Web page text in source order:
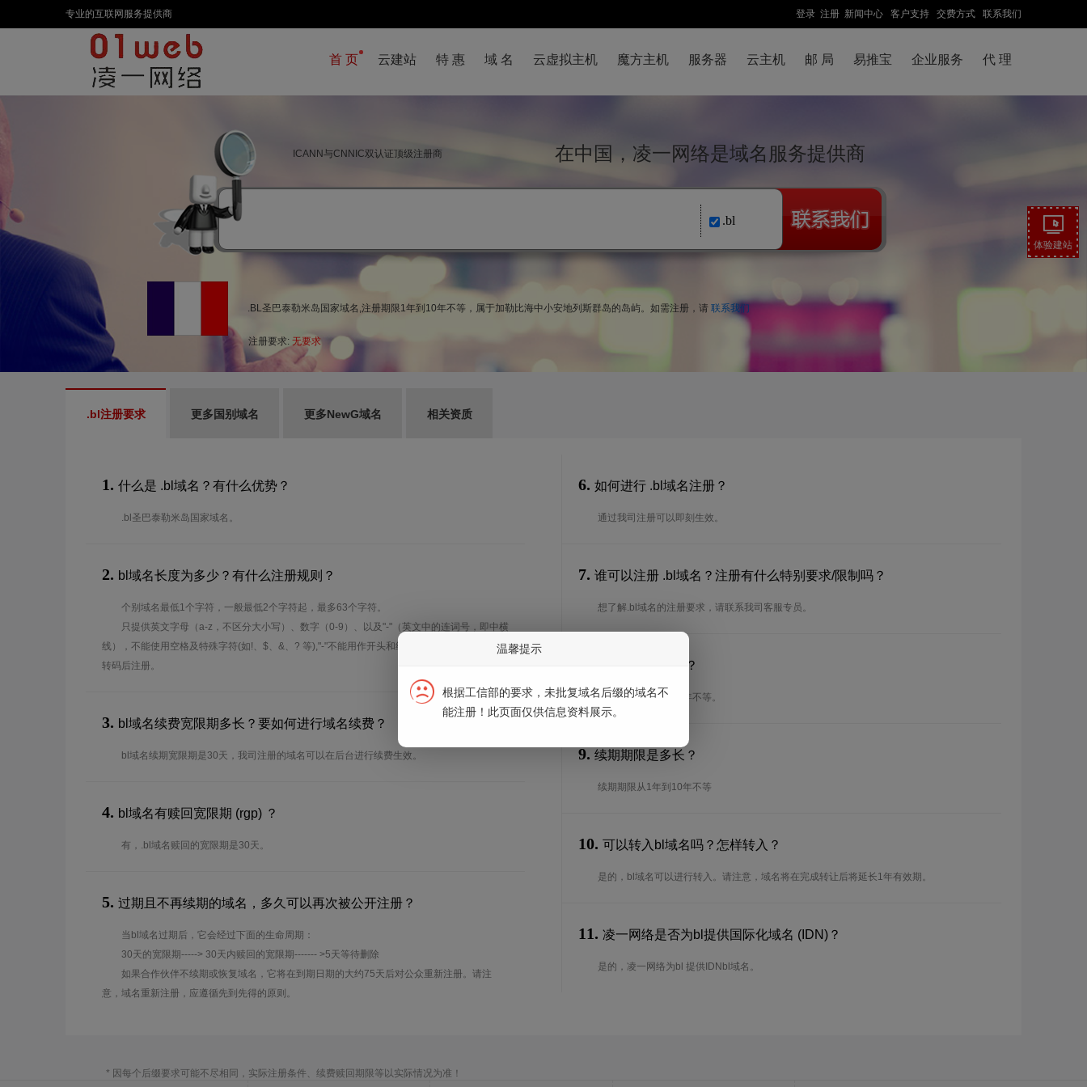
专业的互联网服务提供商 登录 注册 新闻中心 客户支持 交费方式 联系我们
首 页 云建站 特 惠 域 名 云虚拟主机 魔方主机 服务器 云主机 邮 局 易推宝 企业服务 代 理
ICANN与CNNIC双认证顶级注册商 在中国，凌一网络是域名服务提供商
.bl
.BL圣巴泰勒米岛国家域名,注册期限1年到10年不等，属于加勒比海中小安地列斯群岛的岛屿。如需注册，请 联系我们
注册要求: 无要求
.bl注册要求 更多国别域名 更多NewG域名 相关资质
1. 什么是 .bl域名？有什么优势？
.bl圣巴泰勒米岛国家域名。
2. bl域名长度为多少？有什么注册规则？
个别域名最低1个字符，一般最低2个字符起，最多63个字符。
只提供英文字母（a-z，不区分大小写）、数字（0-9）、以及"-"（英文中的连词号，即中横
线），不能使用空格及特殊字符(如!、$、&、? 等),"-"不能用作开头和结尾。注*中文域名实际是
转码后注册。
3. bl域名续费宽限期多长？要如何进行域名续费？
bl域名续期宽限期是30天，我司注册的域名可以在后台进行续费生效。
4. bl域名有赎回宽限期 (rgp) ？
有，.bl域名赎回的宽限期是30天。
5. 过期且不再续期的域名，多久可以再次被公开注册？
当bl域名过期后，它会经过下面的生命周期：
30天的宽限期-----> 30天内赎回的宽限期------- >5天等待删除
如果合作伙伴不续期或恢复域名，它将在到期日期的大约75天后对公众重新注册。请注
意，域名重新注册，应遵循先到先得的原则。
6. 如何进行 .bl域名注册？
通过我司注册可以即刻生效。
7. 谁可以注册 .bl域名？注册有什么特别要求/限制吗？
想了解.bl域名的注册要求，请联系我司客服专员。
注册期限是多长？
注册期限从1年到10年不等。
9. 续期期限是多长？
续期期限从1年到10年不等
10. 可以转入bl域名吗？怎样转入？
是的，bl域名可以进行转入。请注意，域名将在完成转让后将延长1年有效期。
11. 凌一网络是否为bl提供国际化域名 (IDN)？
是的，凌一网络为bl 提供IDNbl域名。
* 因每个后缀要求可能不尽相同，实际注册条件、续费赎回期限等以实际情况为准！
体验建站
温馨提示
根据工信部的要求，未批复域名后缀的域名不
能注册！此页面仅供信息资料展示。